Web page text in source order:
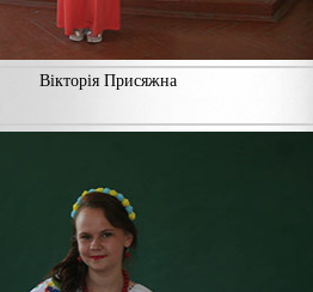
Вiкторiя Присяжна